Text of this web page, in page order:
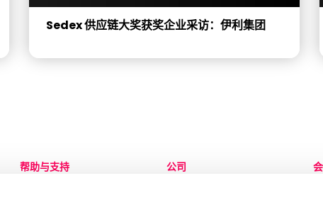
Sedex 供应链大奖获奖企业采访：伊利集团
帮助与支持
公司